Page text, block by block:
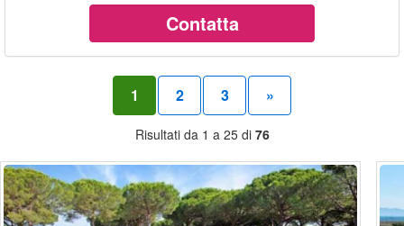
Contatta
1 2 3 »
Risultati da 1 a 25 di 76